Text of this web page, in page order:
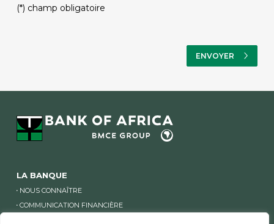
PLEASE LEAVE THIS FIELD EMPTY.
(*) champ obligatoire
LA BANQUE
NOUS CONNAÎTRE
COMMUNICATION FINANCIÈRE